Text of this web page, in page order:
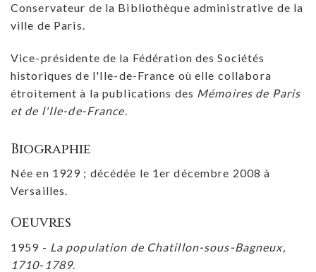
Conservateur de la Bibliothèque administrative de la
ville de Paris.
Vice-présidente de la Fédération des Sociétés
historiques de l'Ile-de-France où elle collabora
étroitement à la publications des Mémoires de Paris
et de l'Ile-de-France.
Biographie
Née en 1929 ; décédée le 1er décembre 2008 à
Versailles.
Oeuvres
1959 - La population de Chatillon-sous-Bagneux,
1710-1789.